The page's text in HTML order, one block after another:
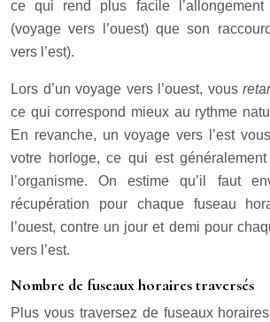
ce qui rend plus facile
(voyage vers l’ouest) que son
vers l’est).
Lors d’un voyage vers l’ouest, vous
ce qui correspond mieux au rythme
En revanche, un voyage vers l’est
votre horloge, ce qui est
l’organisme. On estime qu’il faut
récupération pour chaque fuseau
l’ouest, contre un jour et demi pour
vers l’est.
Nombre de fuseaux horaires traversés
Plus vous traversez de fuseaux